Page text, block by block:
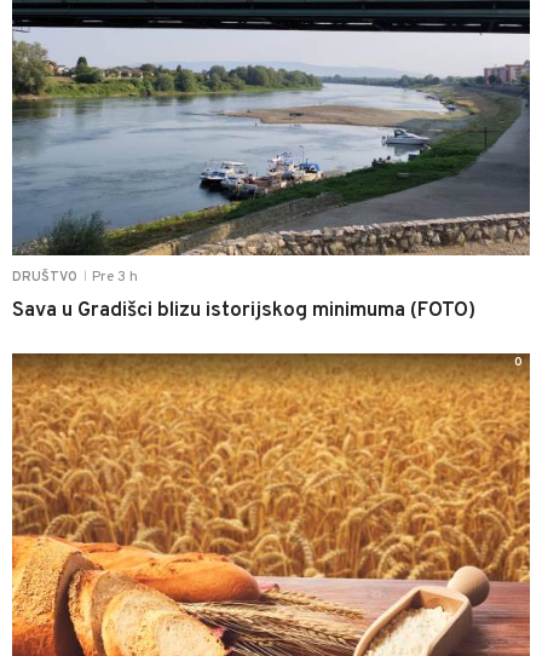
DRUŠTVO Pre 3 h
Sava u Gradišci blizu istorijskog minimuma (FOTO)
0